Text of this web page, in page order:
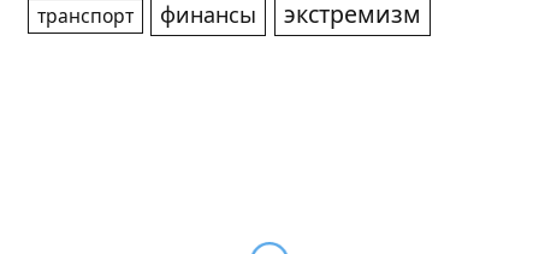
транспорт финансы экстремизм